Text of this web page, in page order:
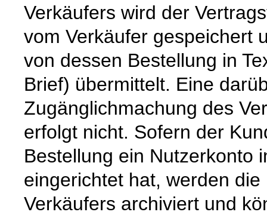
Verkäufers wird der
vom Verkäufer gespeichert
von dessen Bestellung in
Brief) übermittelt. Eine
Zugänglichmachung des
erfolgt nicht. Sofern der
Bestellung ein Nutzerkonto
eingerichtet hat, werden
Verkäufers archiviert und